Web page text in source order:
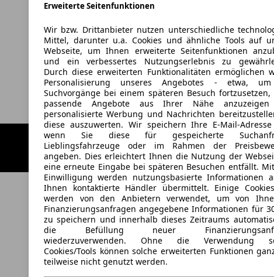
Erweiterte Seitenfunktionen
Wir bzw. Drittanbieter nutzen unterschiedliche
Mittel, darunter u.a. Cookies und ähnliche Tools auf
Webseite, um Ihnen erweiterte Seitenfunktionen
und ein verbessertes Nutzungserlebnis zu
Durch diese erweiterten Funktionalitäten ermöglichen
Personalisierung unseres Angebotes - etwa,
Suchvorgänge bei einem späteren Besuch fortzusetzen,
passende Angebote aus Ihrer Nähe
personalisierte Werbung und Nachrichten
diese auszuwerten. Wir speichern Ihre E-Mail-
wenn Sie diese für gespeicherte
Lieblingsfahrzeuge oder im Rahmen der
angeben. Dies erleichtert Ihnen die Nutzung der
eine erneute Eingabe bei späteren Besuchen entfällt.
Einwilligung werden nutzungsbasierte Informationen
Ihnen kontaktierte Händler übermittelt. Einige
werden von den Anbietern verwendet, um von
Finanzierungsanfragen angegebene Informationen für
zu speichern und innerhalb dieses Zeitraums
die Befüllung neuer
wiederzuverwenden. Ohne die Verwendung
Cookies/Tools können solche erweiterten Funktionen
teilweise nicht genutzt werden.